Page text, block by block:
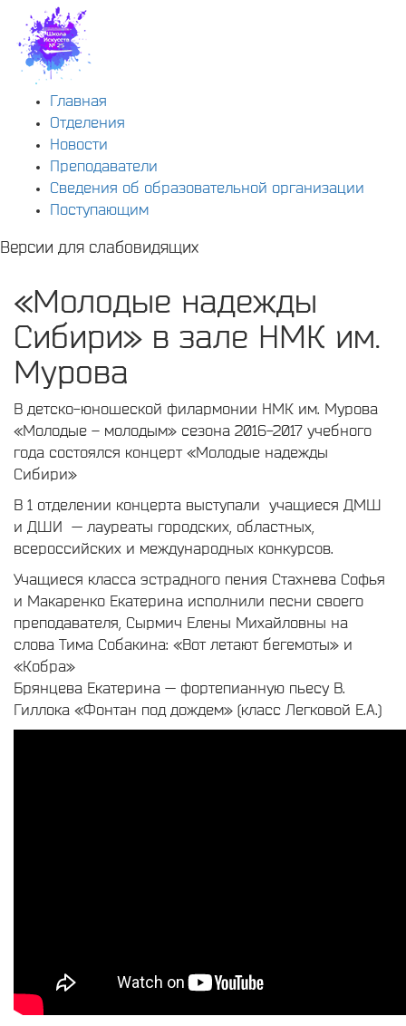
Главная
Отделения
Новости
Преподаватели
Сведения об образовательной организации
Поступающим
Версии для слабовидящих
«Молодые надежды
Сибири» в зале НМК им.
Мурова
В детско-юношеской филармонии НМК им. Мурова
«Молодые – молодым» сезона 2016-2017 учебного
года состоялся концерт «Молодые надежды
Сибири»
В 1 отделении концерта выступали учащиеся ДМШ
и ДШИ — лауреаты городских, областных,
всероссийских и международных конкурсов.
Учащиеся класса эстрадного пения Стахнева Софья
и Макаренко Екатерина исполнили песни своего
преподавателя, Сырмич Елены Михайловны на
слова Тима Собакина: «Вот летают бегемоты» и
«Кобра»
Брянцева Екатерина — фортепианную пьесу В.
Гиллока «Фонтан под дождем» (класс Легковой Е.А.)